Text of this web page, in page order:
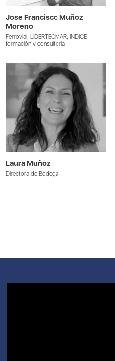
Jose Francisco Muñoz
Moreno
Ferrovial, LIDERTECMAR, INDICE
formación y consultoria
Laura Muñoz
Directora de Bodega